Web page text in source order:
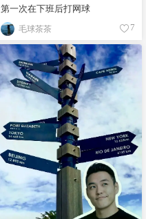
第一次在下班后打网球
毛球茶茶 7